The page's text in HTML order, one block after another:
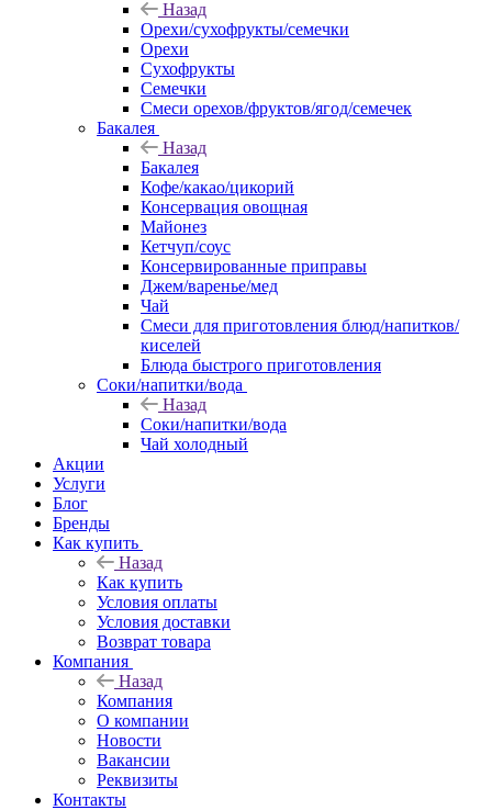
Назад
Орехи/сухофрукты/семечки
Орехи
Сухофрукты
Семечки
Смеси орехов/фруктов/ягод/семечек
Бакалея
Назад
Бакалея
Кофе/какао/цикорий
Консервация овощная
Майонез
Кетчуп/соус
Консервированные приправы
Джем/варенье/мед
Чай
Смеси для приготовления блюд/напитков/
киселей
Блюда быстрого приготовления
Соки/напитки/вода
Назад
Соки/напитки/вода
Чай холодный
Акции
Услуги
Блог
Бренды
Как купить
Назад
Как купить
Условия оплаты
Условия доставки
Возврат товара
Компания
Назад
Компания
О компании
Новости
Вакансии
Реквизиты
Контакты